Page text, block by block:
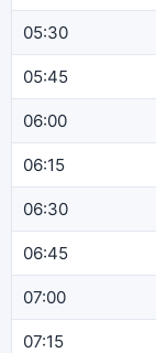
05:30
05:45
06:00
06:15
06:30
06:45
07:00
07:15